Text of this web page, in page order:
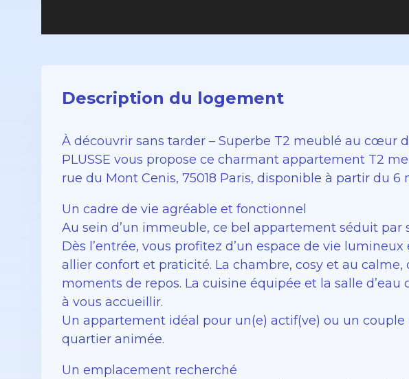
Description du logement
À découvrir sans tarder – Superbe T2 meublé au cœur
PLUSSE vous propose ce charmant appartement T2
rue du Mont Cenis, 75018 Paris, disponible à partir du 6
Un cadre de vie agréable et fonctionnel
Au sein d’un immeuble, ce bel appartement séduit par
Dès l’entrée, vous profitez d’un espace de vie
allier confort et praticité. La chambre, cosy et au
moments de repos. La cuisine équipée et la salle
à vous accueillir.
Un appartement idéal pour un(e) actif(ve) ou un
quartier animée.
Un emplacement recherché